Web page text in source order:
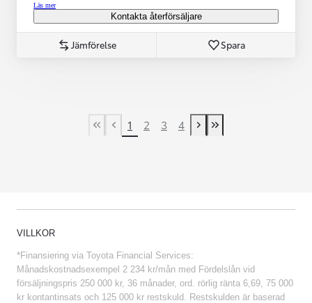
Läs mer
Kontakta återförsäljare
Jämförelse Spara
First Page
Previous page
1 2 3 4
Next page
Last Page
VILLKOR
*Finansiering via Toyota Financial Services:
Månadskostnadsexempel 2 234 kr/mån med Fördelslån vid
försäljningspris 250 000 kr, 36 månader, ord. rörlig ränta 6,69, 75 000
kr kontantinsats och 125 000 kr restskuld. Restskulden är baserad